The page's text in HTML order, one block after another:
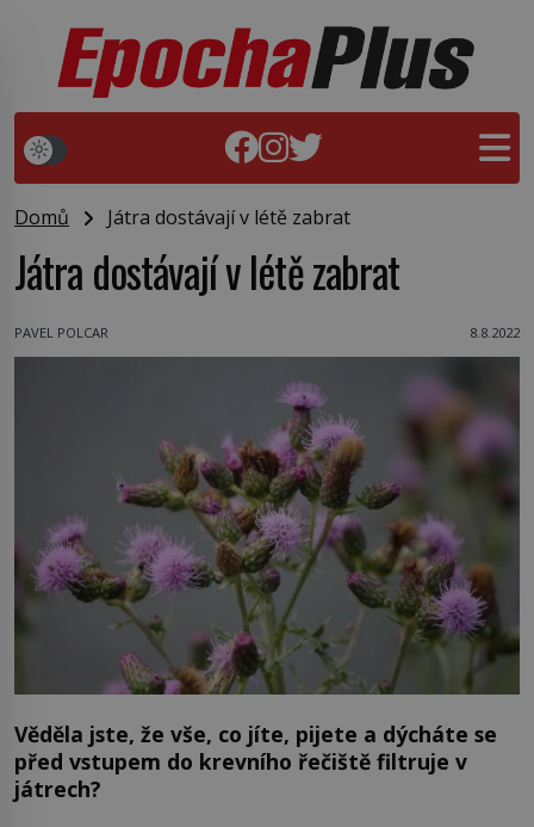
Domů Játra dostávají v létě zabrat
Játra dostávají v létě zabrat
PAVEL POLCAR 8.8.2022
Věděla jste, že vše, co jíte, pijete a dýcháte se
před vstupem do krevního řečiště filtruje v
játrech?